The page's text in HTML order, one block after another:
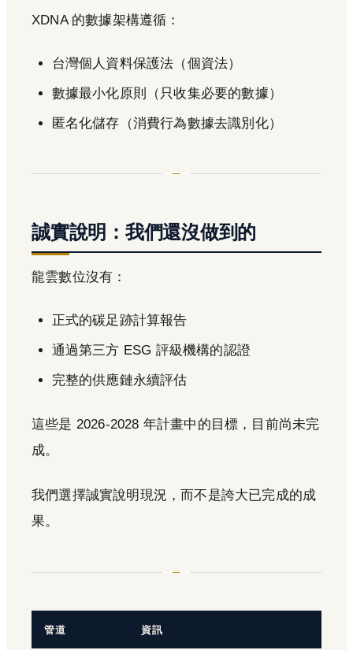
XDNA 的數據架構遵循：
台灣個人資料保護法（個資法）
數據最小化原則（只收集必要的數據）
匿名化儲存（消費行為數據去識別化）
誠實說明：我們還沒做到的
龍雲數位沒有：
正式的碳足跡計算報告
通過第三方 ESG 評級機構的認證
完整的供應鏈永續評估
這些是 2026-2028 年計畫中的目標，目前尚未完
成。
我們選擇誠實說明現況，而不是誇大已完成的成
果。
管道 資訊